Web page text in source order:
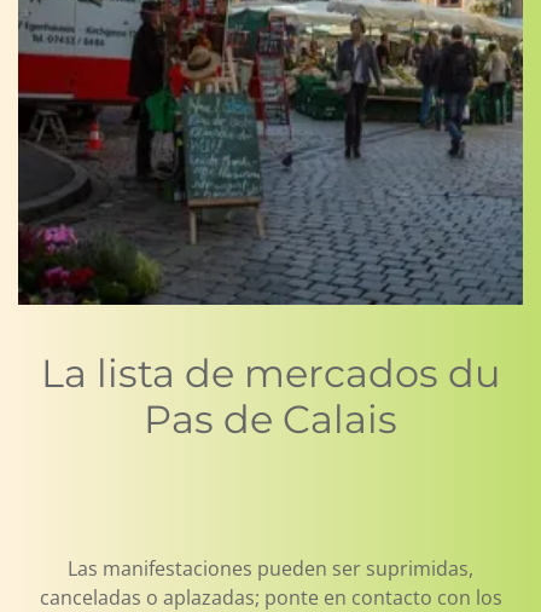
La lista de mercados du
Pas de Calais
Las manifestaciones pueden ser suprimidas,
canceladas o aplazadas; ponte en contacto con los